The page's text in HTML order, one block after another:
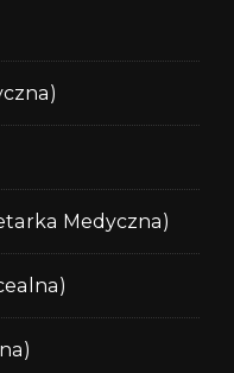
Medyczna)